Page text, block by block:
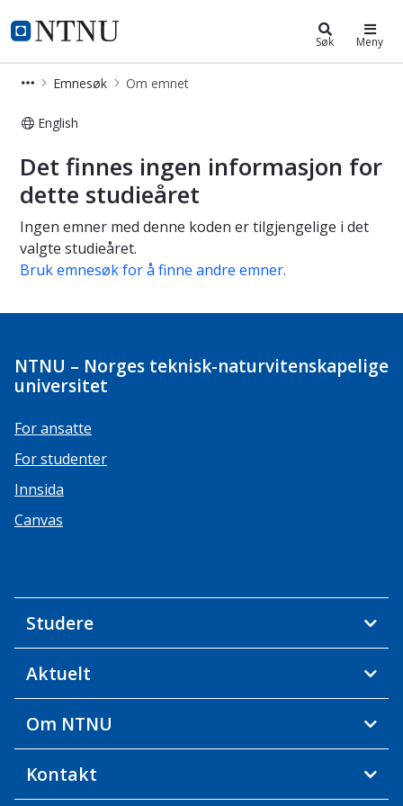
NTNU Hjemmeside
Studier Søk Meny
Emnesøk Om emnet
English
Om emnet
Det finnes ingen informasjon for
dette studieåret
Ingen emner med denne koden er tilgjengelige i det
valgte studieåret.
Bruk emnesøk for å finne andre emner.
NTNU – Norges teknisk-naturvitenskapelige
universitet
For ansatte
For studenter
Innsida
Canvas
Studere
Aktuelt
Om NTNU
Kontakt